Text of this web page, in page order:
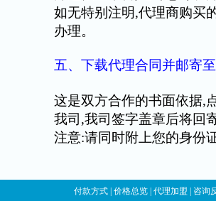
如无特别注明,代理商购买
办理。
五、下载代理合同并邮寄
这是双方合作的书面依据,
我司,我司签字盖章后将回
注意:请同时附上您的身份
付款方式 价格总览 代理加盟 咨询